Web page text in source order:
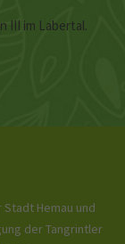
III im Labertal.
Hemau und
der Tangrintler